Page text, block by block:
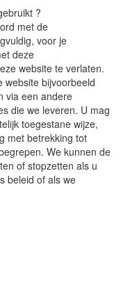
?
met de
voor je
deze
website te verlaten.
website bijvoorbeeld
via een andere
die we leveren. U mag
toegestane wijze,
met betrekking tot
We kunnen de
of stopzetten als u
beleid of als we